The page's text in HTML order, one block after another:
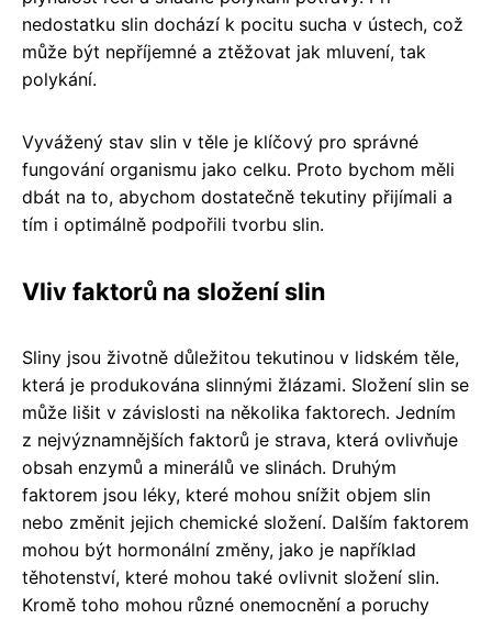
nedostatku slin dochází k pocitu sucha v ústech, což
může být nepříjemné a ztěžovat jak mluvení, tak
polykání.
Vyvážený stav slin v těle je klíčový pro správné
fungování organismu jako celku. Proto bychom měli
dbát na to, abychom dostatečně tekutiny přijímali a
tím i optimálně podpořili tvorbu slin.
Vliv faktorů na složení slin
Sliny jsou životně důležitou tekutinou v lidském těle,
která je produkována slinnými žlázami. Složení slin se
může lišit v závislosti na několika faktorech. Jedním
z nejvýznamnějších faktorů je strava, která ovlivňuje
obsah enzymů a minerálů ve slinách. Druhým
faktorem jsou léky, které mohou snížit objem slin
nebo změnit jejich chemické složení. Dalším faktorem
mohou být hormonální změny, jako je například
těhotenství, které mohou také ovlivnit složení slin.
Kromě toho mohou různé onemocnění a poruchy